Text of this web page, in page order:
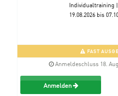
Individualtraining
19.08.2026 bis
FAST
Anmeldeschluss 18.
Anmelden